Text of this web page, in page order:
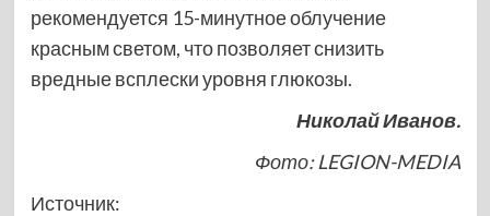
рекомендуется 15-минутное облучение
красным светом, что позволяет снизить
вредные всплески уровня глюкозы.
Николай Иванов.
Фото: LEGION-MEDIA
Источник: